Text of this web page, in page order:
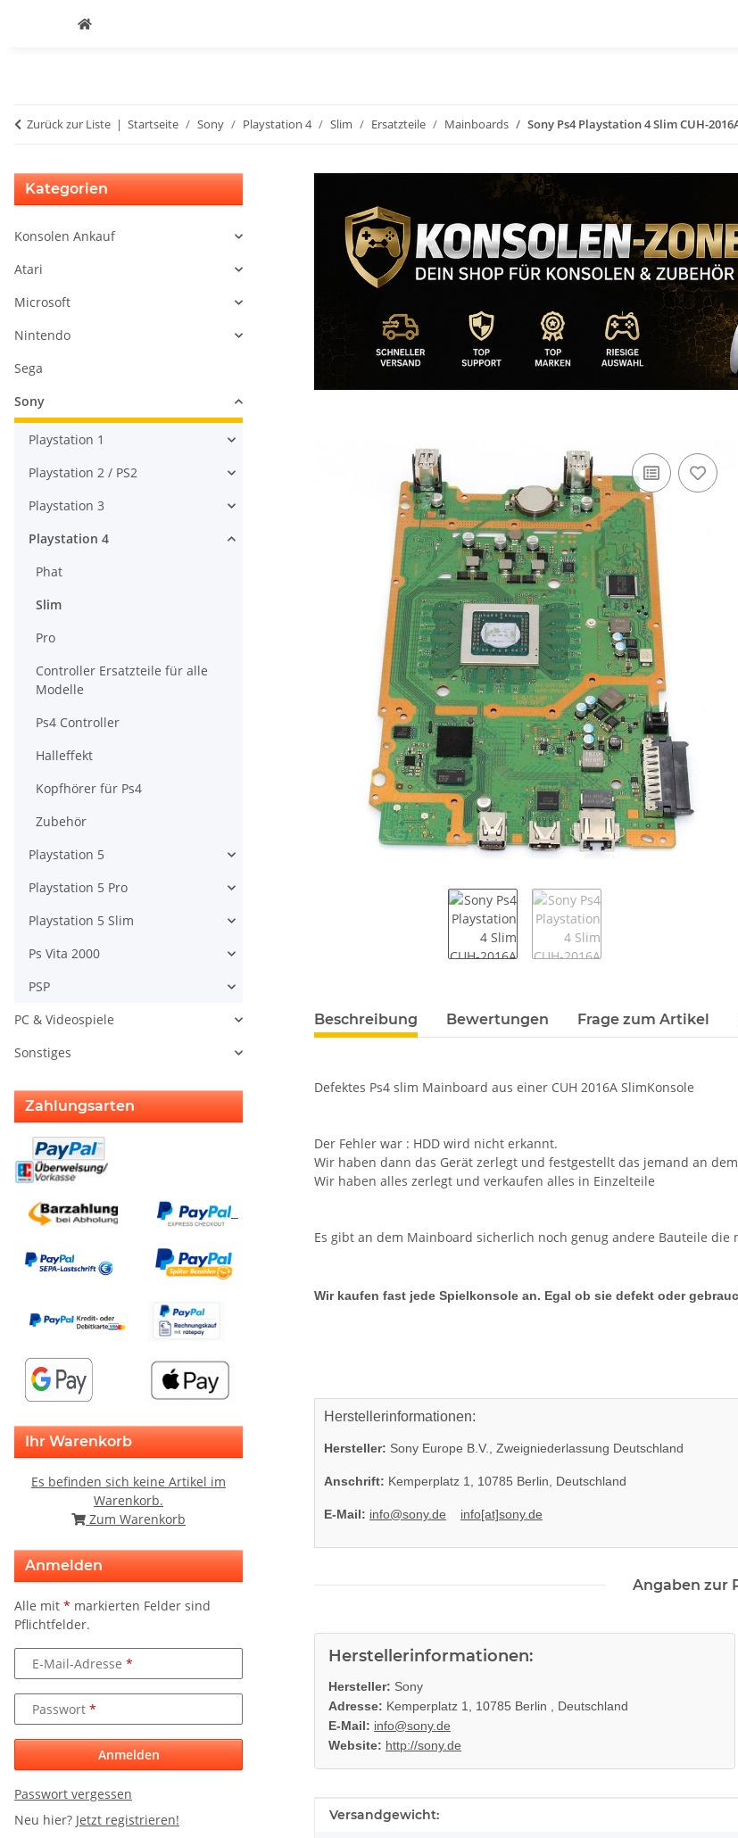
Zurück zur Liste Startseite Sony Playstation 4 Slim Ersatzteile Mainboards Sony Ps4 Playstation 4 Slim CUH-
weitere Registerkarten anzeigen
Beschreibung Bewertungen Frage zum Artikel
Defektes Ps4 slim Mainboard aus einer CUH 2016A SlimKonsole
Der Fehler war : HDD wird nicht erkannt.
Wir haben dann das Gerät zerlegt und festgestellt das jemand an
Wir haben alles zerlegt und verkaufen alles in Einzelteile
Es gibt an dem Mainboard sicherlich noch genug andere Bauteile die
Wir kaufen fast jede Spielkonsole an. Egal ob sie defekt oder
Herstellerinformationen:
Hersteller: Sony Europe B.V., Zweigniederlassung Deutschland
Anschrift: Kemperplatz 1, 10785 Berlin, Deutschland
E-Mail: info@sony.de info[at]sony.de
Angaben zur
Herstellerinformationen:
Hersteller: Sony
Adresse: Kemperplatz 1, 10785 Berlin , Deutschland
E-Mail: info@sony.de
Website: http://sony.de
Produkteigenschaft
Wert
Versandgewicht:
Kategorien
Konsolen Ankauf
Atari
Microsoft
Nintendo
Sega
Sony
Playstation 1
Playstation 2 / PS2
Playstation 3
Playstation 4
Phat
Slim
Pro
Controller Ersatzteile für alle
Modelle
Ps4 Controller
Halleffekt
Kopfhörer für Ps4
Zubehör
Playstation 5
Playstation 5 Pro
Playstation 5 Slim
Ps Vita 2000
PSP
PC & Videospiele
Sonstiges
Zahlungsarten
Ihr Warenkorb
Es befinden sich keine Artikel im
Warenkorb.
Zum Warenkorb
Anmelden
Alle mit * markierten Felder sind
Pflichtfelder.
E-Mail-Adresse
Passwort
Anmelden
Passwort vergessen
Neu hier? Jetzt registrieren!